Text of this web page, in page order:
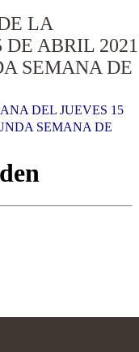
LA
ABRIL 2021
SEMANA DE
DEL JUEVES 15
SEMANA DE